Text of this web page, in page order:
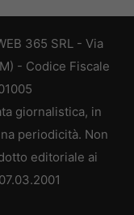
365 SRL - Via
- Codice Fiscale
giornalistica, in
periodicità. Non
editoriale ai